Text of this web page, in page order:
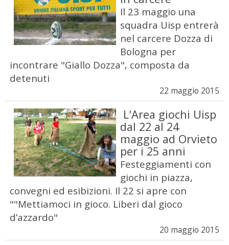
Il 23 maggio una
squadra Uisp entrerà
nel carcere Dozza di
Bologna per
incontrare "Giallo Dozza", composta da
detenuti
22 maggio 2015
L'Area giochi Uisp
dal 22 al 24
maggio ad Orvieto
per i 25 anni
Festeggiamenti con
giochi in piazza,
convegni ed esibizioni. Il 22 si apre con
""Mettiamoci in gioco. Liberi dal gioco
d’azzardo"
20 maggio 2015